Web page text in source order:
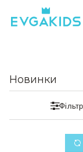
Новинки